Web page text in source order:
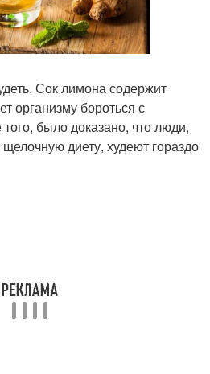
Сок лимона содержит
организму бороться с
было доказано, что люди,
диету, худеют гораздо